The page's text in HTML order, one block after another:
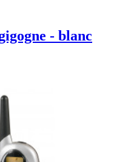
- blanc